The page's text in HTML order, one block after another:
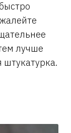
лучше
штукатурка.